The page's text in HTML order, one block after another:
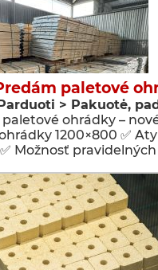
paletové
> Pakuotė,
ohrádky –
1200×800 ✅
Možnosť